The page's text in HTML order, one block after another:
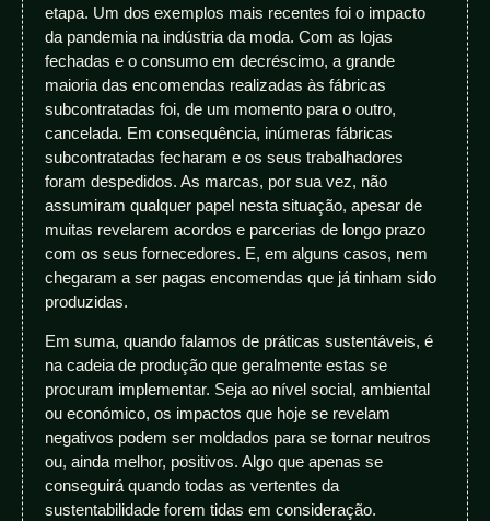
etapa. Um dos exemplos mais recentes foi o impacto
da pandemia na indústria da moda. Com as lojas
fechadas e o consumo em decréscimo, a grande
maioria das encomendas realizadas às fábricas
subcontratadas foi, de um momento para o outro,
cancelada. Em consequência, inúmeras fábricas
subcontratadas fecharam e os seus trabalhadores
foram despedidos. As marcas, por sua vez, não
assumiram qualquer papel nesta situação, apesar de
muitas revelarem acordos e parcerias de longo prazo
com os seus fornecedores. E, em alguns casos, nem
chegaram a ser pagas encomendas que já tinham sido
produzidas.
Em suma, quando falamos de práticas sustentáveis, é
na cadeia de produção que geralmente estas se
procuram implementar. Seja ao nível social, ambiental
ou económico, os impactos que hoje se revelam
negativos podem ser moldados para se tornar neutros
ou, ainda melhor, positivos. Algo que apenas se
conseguirá quando todas as vertentes da
sustentabilidade forem tidas em consideração.